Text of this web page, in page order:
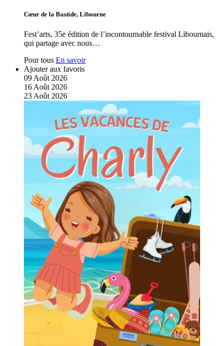
Cœur de la Bastide, Libourne
Fest’arts, 35e édition de l’incontournable festival Libournais,
qui partage avec nous…
Pour tous En savoir
Ajouter aux favoris
09 Août 2026
16 Août 2026
23 Août 2026